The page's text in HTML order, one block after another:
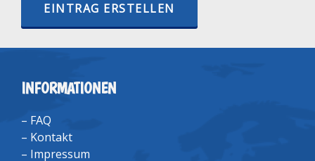
EINTRAG ERSTELLEN
INFORMATIONEN
– FAQ
– Kontakt
– Impressum